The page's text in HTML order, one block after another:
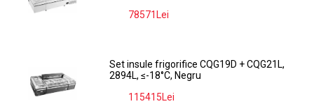
78571Lei
Set insule frigorifice CQG19D + CQG21L,
2894L, ≤-18°C, Negru
115415Lei